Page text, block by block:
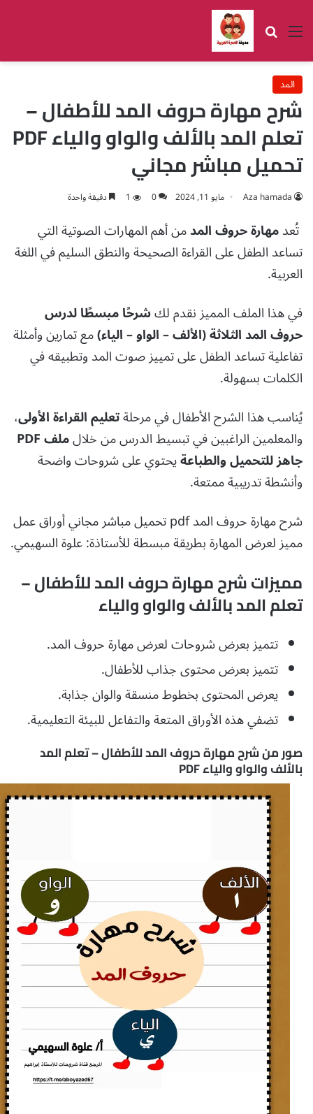
القائمة بحث عن
المد
شرح مهارة حروف المد للأطفال –
تعلم المد بالألف والواو والياء PDF
تحميل مباشر مجاني
Aza hamada مايو 11, 2024 0
1 دقيقة واحدة
تُعدمهارة حروف المدمن أهم المهارات الصوتية التي
تساعد الطفل على القراءة الصحيحة والنطق السليم في اللغة
العربية.
في هذا الملف المميز نقدم لكشرحًا مبسطًا لدرس
حروف المد الثلاثة (الألف – الواو – الياء)مع تمارين وأمثلة
تفاعلية تساعد الطفل على تمييز صوت المد وتطبيقه في
الكلمات بسهولة.
يُناسب هذا الشرح الأطفال في مرحلةتعليم القراءة الأولى،
والمعلمين الراغبين في تبسيط الدرس من خلال
ملف PDF
جاهز للتحميل والطباعةيحتوي على شروحات واضحة
وأنشطة تدريبية ممتعة.
شرح مهارة حروف المد pdf تحميل مباشر مجاني أوراق عمل
مميز لعرض المهارة بطريقة مبسطة للأستاذة: علوة السهيمي.
مميزات شرح مهارة حروف المد للأطفال –
تعلم المد بالألف والواو والياء
تتميز بعرض شروحات لعرض مهارة حروف المد.
تتميز بعرض محتوى جذاب للأطفال.
يعرض المحتوى بخطوط منسقة والوان جذابة.
تضفي هذه الأوراق المتعة والتفاعل للبيئة التعليمية.
صور من شرح مهارة حروف المد للأطفال – تعلم المد
بالألف والواو والياء PDF